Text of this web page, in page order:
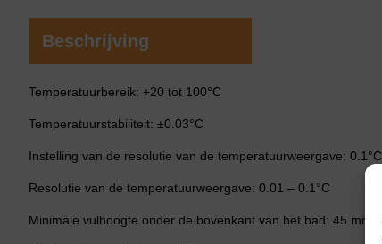
Beschrijving
Temperatuurbereik: +20 tot 100°C
Temperatuurstabiliteit: ±0.03°C
Instelling van de resolutie van de temperatuurweergave: 0.1°C
Resolutie van de temperatuurweergave: 0.01 – 0.1°C
Minimale vulhoogte onder de bovenkant van het bad: 45 mm